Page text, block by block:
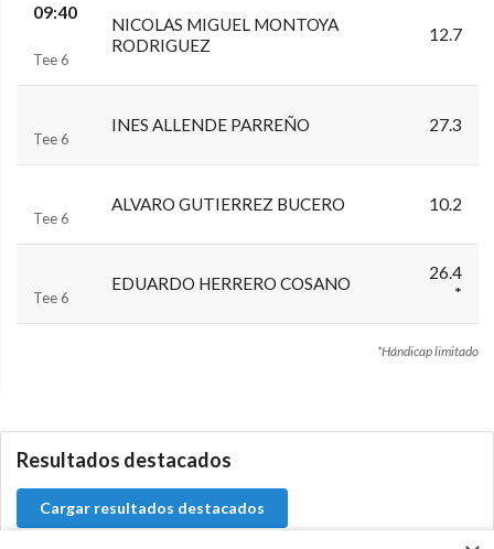
09:40
Tee 6
NICOLAS MIGUEL MONTOYA
RODRIGUEZ
12.7
Tee 6
INES ALLENDE PARREÑO 27.3
Tee 6
ALVARO GUTIERREZ BUCERO 10.2
Tee 6
EDUARDO HERRERO COSANO
26.4
*
*Hándicap limitado
Resultados destacados
Cargar resultados destacados